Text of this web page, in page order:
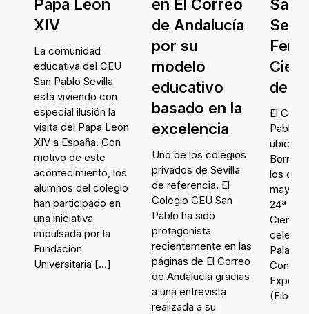
Papa León
XIV
La comunidad
educativa del CEU
San Pablo Sevilla
está viviendo con
especial ilusión la
visita del Papa León
XIV a España. Con
motivo de este
acontecimiento, los
alumnos del colegio
han participado en
una iniciativa
impulsada por la
Fundación
Universitaria […]
en El Correo
de Andalucía
por su
modelo
educativo
basado en la
excelencia
Uno de los colegios
privados de Sevilla
de referencia. El
Colegio CEU San
Pablo ha sido
protagonista
recientemente en las
páginas de El Correo
de Andalucía gracias
a una entrevista
realizada a su
San
de
El
Pablo
los días
mayo
24ª
Ciencia
Palacio